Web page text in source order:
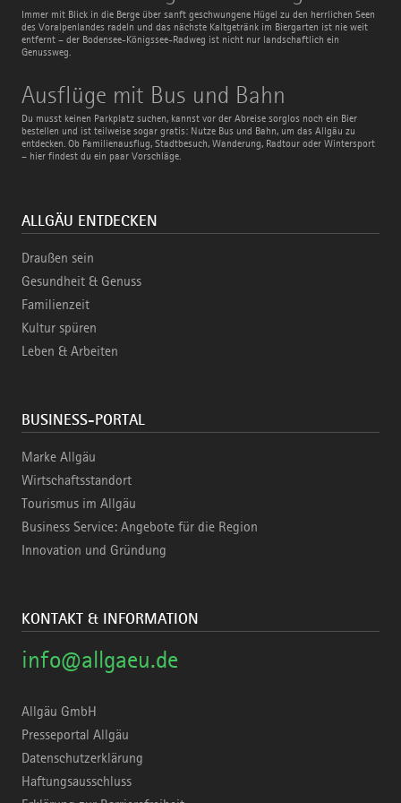
Immer mit Blick in die Berge über sanft geschwungene Hügel zu den herrlichen Seen
des Voralpenlandes radeln und das nächste Kaltgetränk im Biergarten ist nie weit
entfernt – der Bodensee-Königssee-Radweg ist nicht nur landschaftlich ein
Genussweg.
Radweg
Ausflüge mit Bus und Bahn
Du musst keinen Parkplatz suchen, kannst vor der Abreise sorglos noch ein Bier
bestellen und ist teilweise sogar gratis: Nutze Bus und Bahn, um das Allgäu zu
entdecken. Ob Familienausflug, Stadtbesuch, Wanderung, Radtour oder Wintersport
– hier findest du ein paar Vorschläge.
Ausflüge
mit
Bus
und
Bahn
ALLGÄU ENTDECKEN
Draußen sein
Gesundheit & Genuss
Familienzeit
Kultur spüren
Leben & Arbeiten
BUSINESS-PORTAL
Marke Allgäu
Wirtschaftsstandort
Tourismus im Allgäu
Business Service: Angebote für die Region
Innovation und Gründung
KONTAKT & INFORMATION
info@allgaeu.de
Allgäu GmbH
Presseportal Allgäu
Datenschutzerklärung
Haftungsausschluss